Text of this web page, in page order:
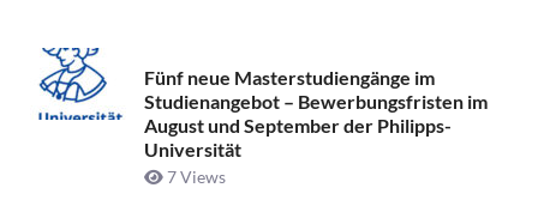
Fünf neue Masterstudiengänge im
Studienangebot – Bewerbungsfristen im
August und September der Philipps-
Universität
7 Views